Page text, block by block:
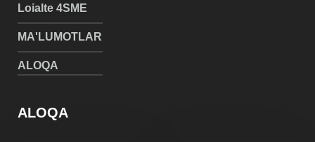
Loialte 4SME
MA'LUMOTLAR
ALOQA
ALOQA